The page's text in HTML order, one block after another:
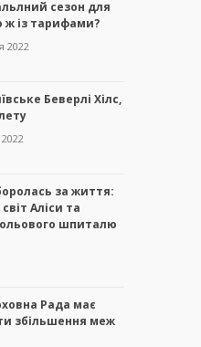
сезон для
із тарифами?
2022
Беверлі Хілс,
за життя:
Аліси та
шпиталю
Рада має
збільшення меж